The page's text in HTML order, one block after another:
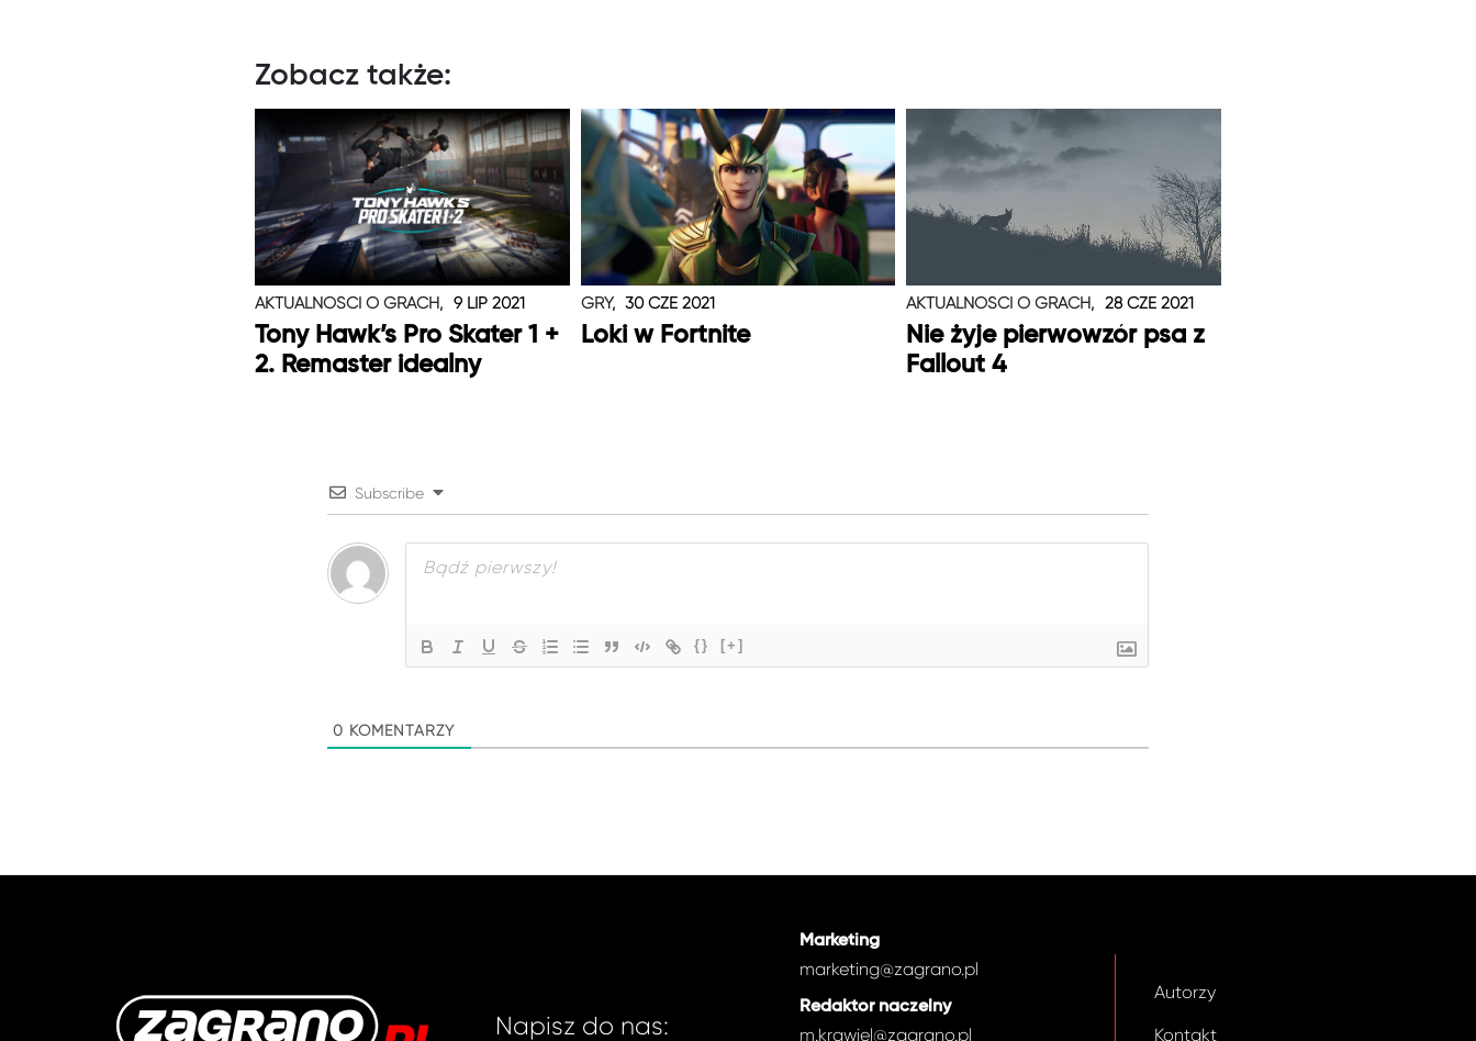
Zobacz także:
AKTUALNOŚCI O GRACH, 9 LIP 2021
Tony Hawk’s Pro Skater 1 +
2. Remaster idealny
GRY, 30 CZE 2021
Loki w Fortnite
AKTUALNOŚCI O GRACH, 28 CZE 2021
Nie żyje pierwowzór psa z
Fallout 4
Subscribe
{} [+]
0 KOMENTARZY
Napisz do nas:
Marketing
marketing@zagrano.pl
Redaktor naczelny
m.krawiel@zagrano.pl
Autorzy
Kontakt